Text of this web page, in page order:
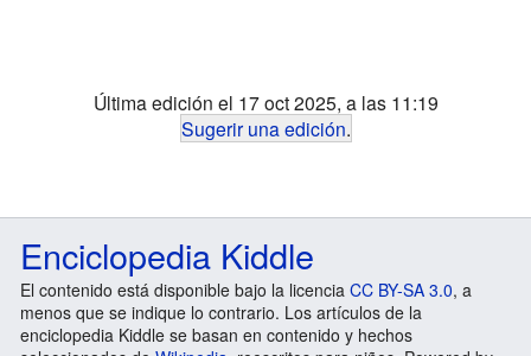
Última edición el 17 oct 2025, a las 11:19
Sugerir una edición.
Enciclopedia Kiddle
El contenido está disponible bajo la licencia CC BY-SA 3.0, a
menos que se indique lo contrario. Los artículos de la
enciclopedia Kiddle se basan en contenido y hechos